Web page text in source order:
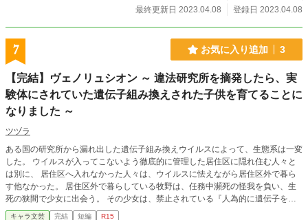
最終更新日 2023.04.08
登録日 2023.04.08
7 お気に入り追加 3
【完結】ヴェノリュシオン ～ 違法研究所を摘発したら、実
験体にされていた遺伝子組み換えされた子供を育てることに
なりました ～
ツヅラ
ある国の研究所から漏れ出した遺伝子組み換えウイルスによって、生態系は一変
した。 ウイルスが入ってこないよう徹底的に管理した居住区に隠れ住む人々と
は別に、 居住区へ入れなかった人々は、ウイルスに怯えながら居住区外で暮ら
す他なかった。 居住区外で暮らしている牧野は、任務中瀕死の怪我を負い、生
死の狭間で少女に出会う。 その少女は、禁止されている『人為的に遺伝子を組
み替えられた人間』であり、 少女以外にも遺伝子を組み替えられた4人の少年
キャラ文芸 完結 短編 R15